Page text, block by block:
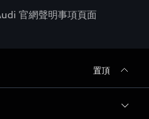
官網聲明事項頁面
置頂